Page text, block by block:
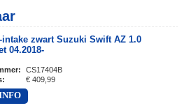
intake zwart Suzuki Swift AZ 1.0
04.2018-
:
CS17404B
: € 409,99